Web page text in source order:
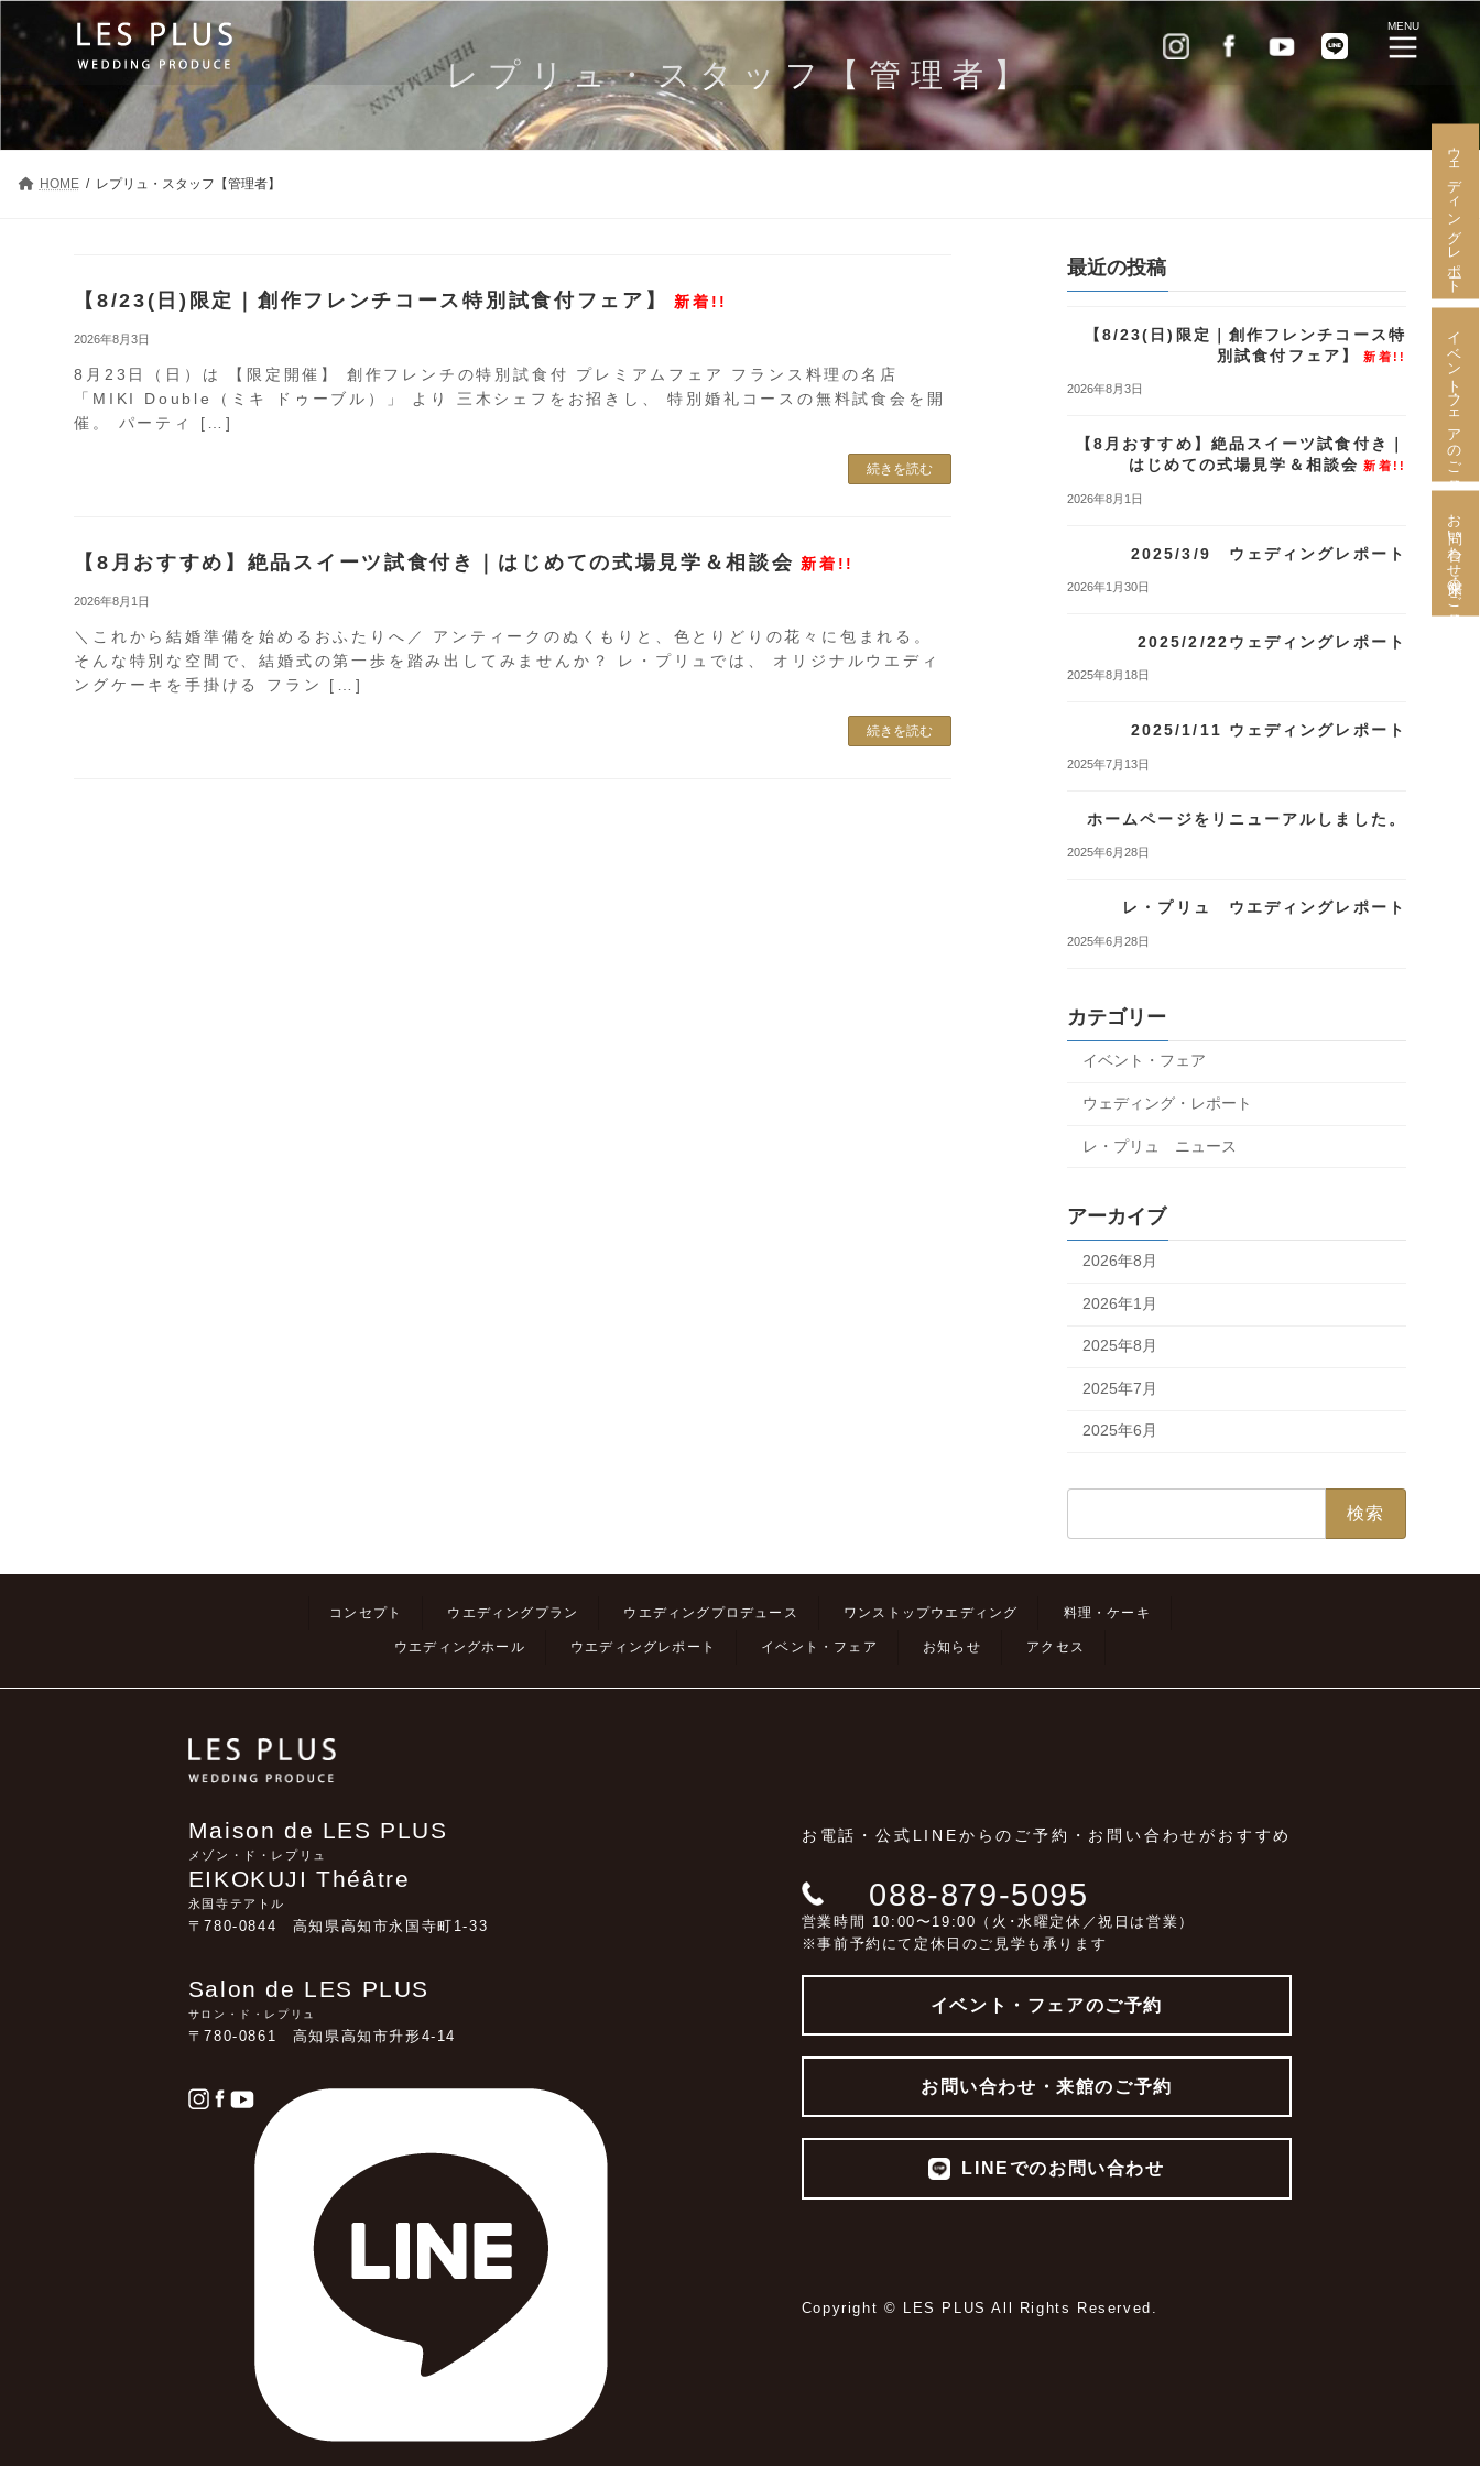
ン
ン
ツ
へ
ス
ビ
ー
シ
ョ
ン
ウェディングレポート
イベント・フェアのご予約
お問い合わせ・来館のご予約
レプリュ・スタッフ【管理者】
HOME レプリュ・スタッフ【管理者】
【8/23(日)限定｜創作フレンチコース特別試食付フェア】 新着!!
2026年8月3日
8月23日（日）は 【限定開催】 創作フレンチの特別試食付 プレミアムフェア フランス料理の名店
「MIKI Double（ミキ ドゥーブル）」 より 三木シェフをお招きし、 特別婚礼コースの無料試食会を開
催。 パーティ […]
続きを読む
【8月おすすめ】絶品スイーツ試食付き｜はじめての式場見学＆相談会 新着!!
2026年8月1日
＼これから結婚準備を始めるおふたりへ／ アンティークのぬくもりと、色とりどりの花々に包まれる。
そんな特別な空間で、結婚式の第一歩を踏み出してみませんか？ レ・プリュでは、 オリジナルウエディ
ングケーキを手掛ける フラン […]
続きを読む
最近の投稿
【8/23(日)限定｜創作フレンチコース特
別試食付フェア】
新着!!
2026年8月3日
【8月おすすめ】絶品スイーツ試食付き｜
はじめての式場見学＆相談会 新着!!
2026年8月1日
2025/3/9 ウェディングレポート
2026年1月30日
2025/2/22ウェディングレポート
2025年8月18日
2025/1/11 ウェディングレポート
2025年7月13日
ホームページをリニューアルしました。
2025年6月28日
レ・プリュ ウエディングレポート
2025年6月28日
カテゴリー
イベント・フェア
ウェディング・レポート
レ・プリュ ニュース
アーカイブ
2026年8月
2026年1月
2025年8月
2025年7月
2025年6月
コンセプト ウエディングプラン ウエディングプロデュース ワンストップウエディング 料理・ケーキ
ウエディングホール ウエディングレポート イベント・フェア お知らせ アクセス
MENU
Maison de LES PLUS
メゾン・ド・レプリュ
EIKOKUJI Théâtre
永国寺テアトル
〒780-0844 高知県高知市永国寺町1-33
Salon de LES PLUS
サロン・ド・レプリュ
〒780-0861 高知県高知市升形4-14
お電話・公式LINEからのご予約・お問い合わせがおすすめ
088-879-5095
営業時間 10:00〜19:00（火･水曜定休／祝日は営業）
※事前予約にて定休日のご見学も承ります
イベント・フェアのご予約
お問い合わせ・来館のご予約
LINEでのお問い合わせ
Copyright © LES PLUS All Rights Reserved.